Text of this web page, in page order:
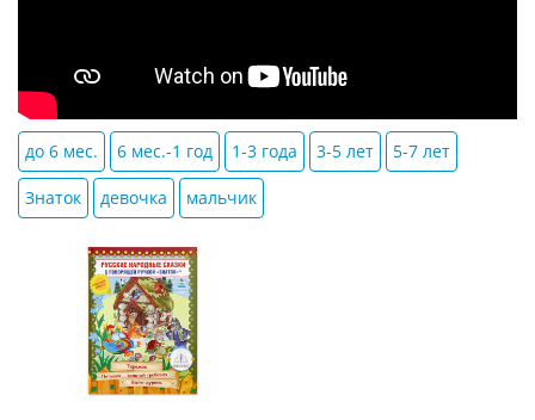
до 6 мес. 6 мес.-1 год 1-3 года 3-5 лет 5-7 лет
Знаток девочка мальчик